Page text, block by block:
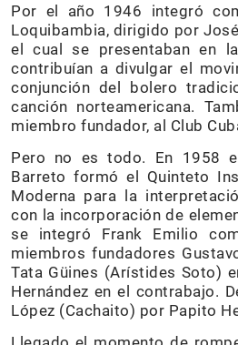
Por el año 1946 integró
Loquibambia, dirigido por
el cual se presentaban en
contribuían a divulgar el
conjunción del bolero
canción norteamericana.
miembro fundador, al Club
Pero no es todo. En 1958
Barreto formó el Quinteto
Moderna para la
con la incorporación de
se integró Frank Emilio
miembros fundadores
Tata Güines (Arístides Soto)
Hernández en el contrabajo.
López (Cachaito) por Papito